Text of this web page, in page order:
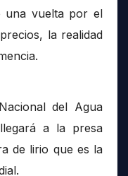
una vuelta por el
la realidad
del Agua
a la presa
de lirio que es la